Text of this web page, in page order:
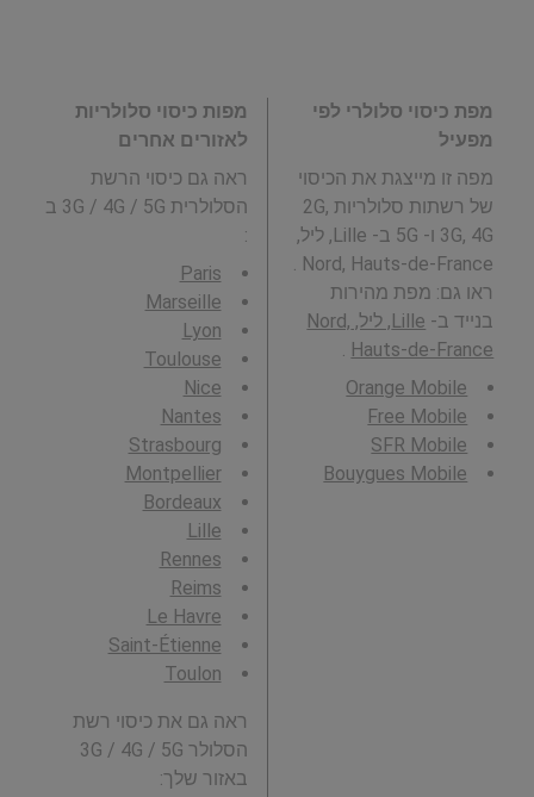
מפת כיסוי סלולרי לפי
מפעיל
מפה זו מייצגת את הכיסוי
של רשתות סלולריות 2G,
3G, 4G ו- 5G ב- Lille, ליל,
Nord, Hauts-de-France .
ראו גם: מפת מהירות
בנייד ב-
Lille, ליל, Nord,
Hauts-de-France
.
Orange Mobile
Free Mobile
SFR Mobile
Bouygues Mobile
מפות כיסוי סלולריות
לאזורים אחרים
ראה גם כיסוי הרשת
הסלולרית 3G / 4G / 5G ב
:
Paris
Marseille
Lyon
Toulouse
Nice
Nantes
Strasbourg
Montpellier
Bordeaux
Lille
Rennes
Reims
Le Havre
Saint-Étienne
Toulon
ראה גם את כיסוי רשת
הסלולר 3G / 4G / 5G
באזור שלך: